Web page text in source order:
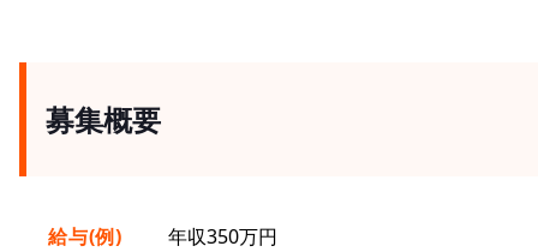
募集概要
給与(例) 年収350万円